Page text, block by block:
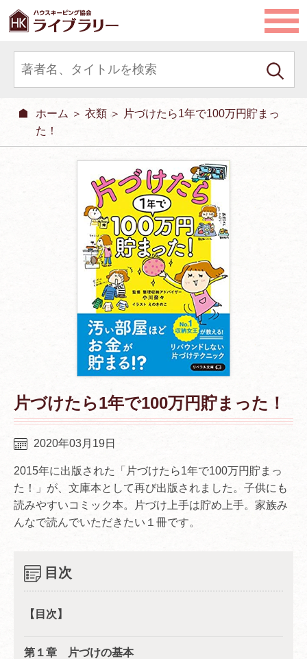
ホーム ＞ 衣類 ＞ 片づけたら1年で100万円貯まっ
た！
片づけたら1年で100万円貯まった！
2020年03月19日
2015年に出版された「片づけたら1年で100万円貯まっ
た！」が、文庫本として再び出版されました。子供にも
読みやすいコミック本。片づけ上手は貯め上手。家族み
んなで読んでいただきたい１冊です。
目次
【目次】
第１章 片づけの基本